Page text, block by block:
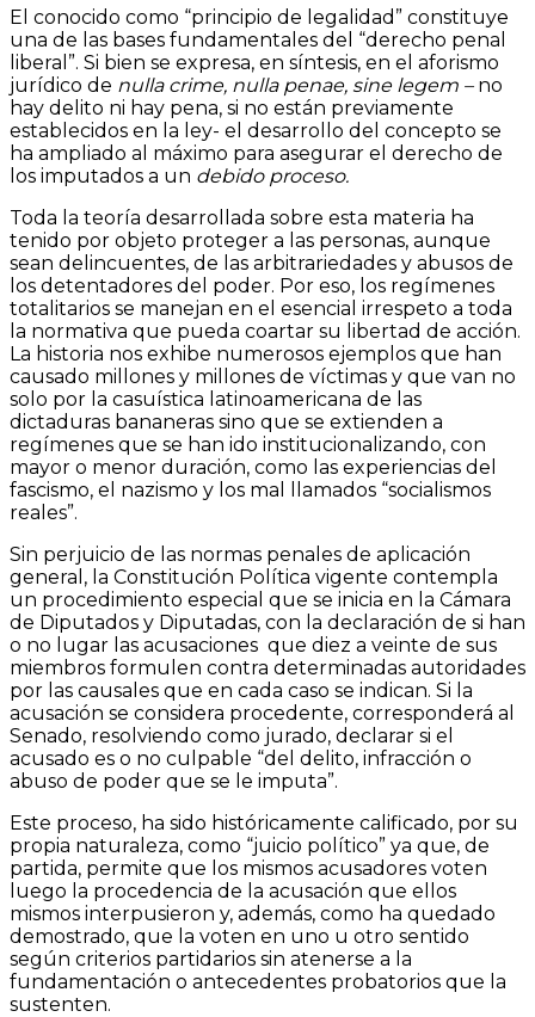
El conocido como “principio de legalidad” constituye
una de las bases fundamentales del “derecho penal
liberal”. Si bien se expresa, en síntesis, en el aforismo
jurídico de nulla crime, nulla penae, sine legem – no
hay delito ni hay pena, si no están previamente
establecidos en la ley- el desarrollo del concepto se
ha ampliado al máximo para asegurar el derecho de
los imputados a un debido proceso.
Toda la teoría desarrollada sobre esta materia ha
tenido por objeto proteger a las personas, aunque
sean delincuentes, de las arbitrariedades y abusos de
los detentadores del poder. Por eso, los regímenes
totalitarios se manejan en el esencial irrespeto a toda
la normativa que pueda coartar su libertad de acción.
La historia nos exhibe numerosos ejemplos que han
causado millones y millones de víctimas y que van no
solo por la casuística latinoamericana de las
dictaduras bananeras sino que se extienden a
regímenes que se han ido institucionalizando, con
mayor o menor duración, como las experiencias del
fascismo, el nazismo y los mal llamados “socialismos
reales”.
Sin perjuicio de las normas penales de aplicación
general, la Constitución Política vigente contempla
un procedimiento especial que se inicia en la Cámara
de Diputados y Diputadas, con la declaración de si han
o no lugar las acusaciones que diez a veinte de sus
miembros formulen contra determinadas autoridades
por las causales que en cada caso se indican. Si la
acusación se considera procedente, corresponderá al
Senado, resolviendo como jurado, declarar si el
acusado es o no culpable “del delito, infracción o
abuso de poder que se le imputa”.
Este proceso, ha sido históricamente calificado, por su
propia naturaleza, como “juicio político” ya que, de
partida, permite que los mismos acusadores voten
luego la procedencia de la acusación que ellos
mismos interpusieron y, además, como ha quedado
demostrado, que la voten en uno u otro sentido
según criterios partidarios sin atenerse a la
fundamentación o antecedentes probatorios que la
sustenten.